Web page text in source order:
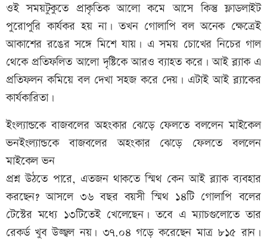
ওই সময়টুকুতে প্রাকৃতিক আলো কমে আসে কিন্তু ফ্লাডলাইট
পুরোপুরি কার্যকর হয় না। তখন গোলাপি বল অনেক ক্ষেত্রেই
আকাশের রঙের সঙ্গে মিশে যায়। এ সময় চোখের নিচের গাল
থেকে প্রতিফলিত আলো দৃষ্টিকে আরও ব্যাহত করে। আই ব্ল্যাক এ
প্রতিফলন কমিয়ে বল দেখা সহজ করে দেয়। এটাই আই ব্ল্যাকের
কার্যকারিতা।
ইংল্যান্ডকে বাজবলের অহংকার ঝেড়ে ফেলতে বললেন মাইকেল
ভনইংল্যান্ডকে বাজবলের অহংকার ঝেড়ে ফেলতে বললেন
মাইকেল ভন
প্রশ্ন উঠতে পারে, এতজন থাকতে স্মিথ কেন আই ব্ল্যাক ব্যবহার
করছেন? আসলে ৩৬ বছর বয়সী স্মিথ ১৪টি গোলাপি বলের
টেস্টের মধ্যে ১৩টিতেই খেলেছেন। তবে এ ম্যাচগুলোতে তার
রেকর্ড খুব উজ্জ্বল নয়। ৩৭.০৪ গড়ে করেছেন মাত্র ৮১৫ রান।